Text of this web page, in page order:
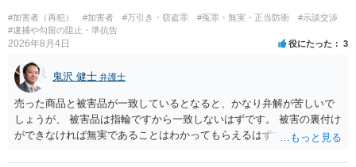
#加害者（再犯） #加害者 #万引き・窃盗罪 #冤罪・無実・正当防衛
#示談交渉
#逮捕や勾留の阻止・準抗告
2026年8月4日 役にたった 3
鬼沢 健士 弁護士
売った商品と被害品が一致しているとなると、かなり弁解が苦しいで
しょうが、 被害品は指輪ですから一致しないはずです。 被害の裏付け
ができなければ無実であることはわかってもらえるはずです。